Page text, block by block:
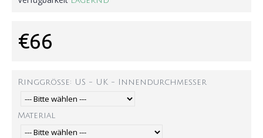
€66
Ringgröße: US - UK - Innendurchmesser
Material